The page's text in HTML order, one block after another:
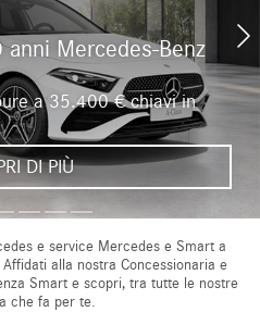
Mercedes-Benz
a 35.400 € chiavi in
DI PIÙ
e service Mercedes e Smart a
alla nostra Concessionaria e
Smart e scopri, tra tutte le nostre
che fa per te.